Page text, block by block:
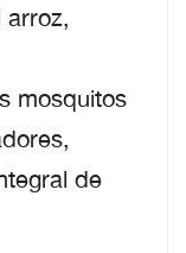
arroz,
mosquitos
de